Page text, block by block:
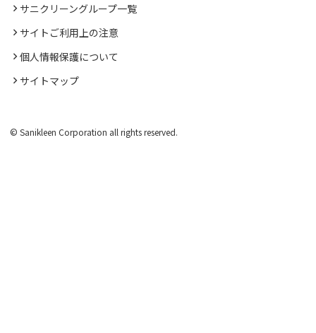
サニクリーングループ一覧
サイトご利用上の注意
個人情報保護について
サイトマップ
© Sanikleen Corporation all rights reserved.